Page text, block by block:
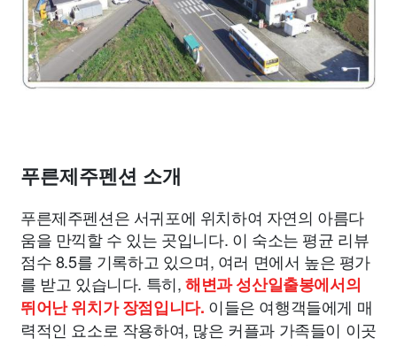
푸른제주펜션 소개
푸른제주펜션은 서귀포에 위치하여 자연의 아름다
움을 만끽할 수 있는 곳입니다. 이 숙소는 평균 리뷰
점수 8.5를 기록하고 있으며, 여러 면에서 높은 평가
를 받고 있습니다. 특히,해변과 성산일출봉에서의
뛰어난 위치가 장점입니다. 이들은 여행객들에게 매
력적인 요소로 작용하여, 많은 커플과 가족들이 이곳